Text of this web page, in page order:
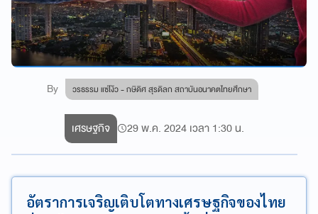
By วรธรรม แซ่โง้ว - กษิดิศ สุรดิลก สถาบันอนาคตไทยศึกษา
เศรษฐกิจ 29 พ.ค. 2024 เวลา 1:30 น.
อัตราการเจริญเติบโตทางเศรษฐกิจของไทย